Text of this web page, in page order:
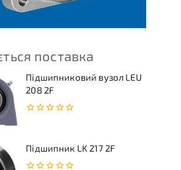
поставка
Підшипниковий вузол LEU
208 2F
Підшипник LK 217 2F